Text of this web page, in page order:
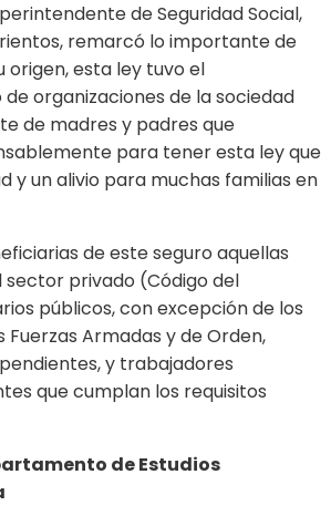
de Seguridad Social,
remarcó lo importante de
origen, esta ley tuvo el
organizaciones de la sociedad
de madres y padres que
para tener esta ley que
y un alivio para muchas familias en
de este seguro aquellas
privado (Código del
públicos, con excepción de los
Fuerzas Armadas y de Orden,
y trabajadores
que cumplan los requisitos
de Estudios